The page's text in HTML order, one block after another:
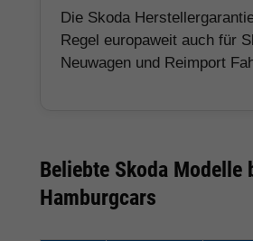
Die Skoda
Regel europaweit auch für
Neuwagen und Reimport
Beliebte Skoda Modelle
Hamburgcars